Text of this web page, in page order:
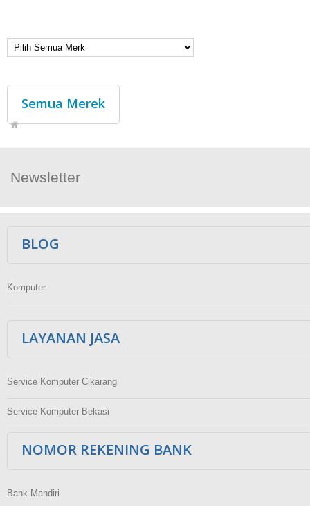
Semua Merek
Newsletter
BLOG
Komputer
LAYANAN JASA
Service Komputer Cikarang
Service Komputer Bekasi
NOMOR REKENING BANK
Bank Mandiri